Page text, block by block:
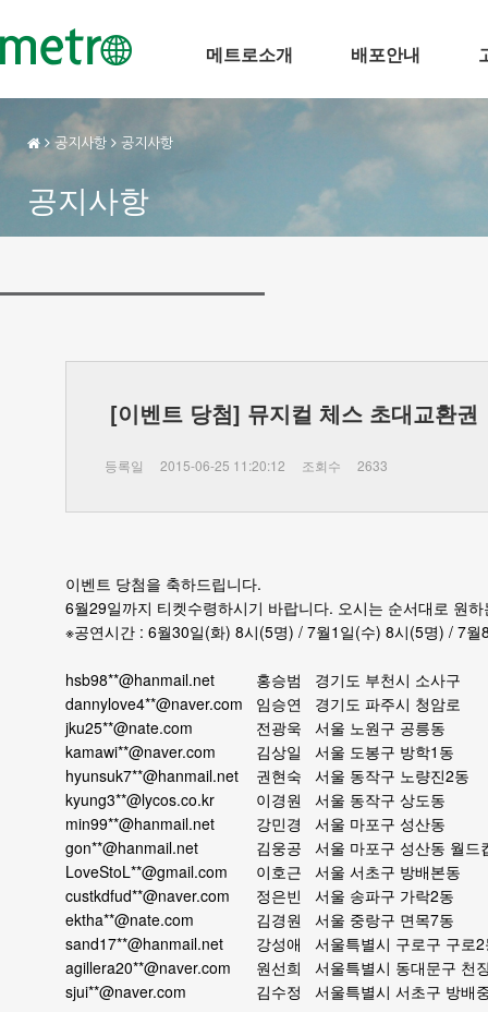
메트로소개 배포안내
공지사항 공지사항
공지사항
[이벤트 당첨] 뮤지컬 체스 초대교환권
등록일 2015-06-25 11:20:12 조회수 2633
이벤트 당첨을 축하드립니다.
6월29일까지 티켓수령하시기 바랍니다. 오시는 순서대로 원
※공연시간 : 6월30일(화) 8시(5명) / 7월1일(수) 8시(5명) / 7월
hsb98**@hanmail.net 홍승범
경기도 부천시 소사구
dannylove4**@naver.com 임승연
경기도 파주시 청암로
jku25**@nate.com
전광욱
서울 노원구 공릉동
kamawi**@naver.com
김상일
서울 도봉구 방학1동
hyunsuk7**@hanmail.net
권현숙
서울 동작구 노량진2동
kyung3**@lycos.co.kr
이경원
서울 동작구 상도동
min99**@hanmail.net
강민경
서울 마포구 성산동
gon**@hanmail.net
김웅공
서울 마포구 성산동 월드
LoveStoL**@gmail.com
이호근
서울 서초구 방배본동
custkdfud**@naver.com
정은빈
서울 송파구 가락2동
ektha**@nate.com
김경원
서울 중랑구 면목7동
sand17**@hanmail.net
강성애
서울특별시 구로구 구로
agillera20**@naver.com
원선희
서울특별시 동대문구 천
sjui**@naver.com
김수정 서울특별시 서초구 방배